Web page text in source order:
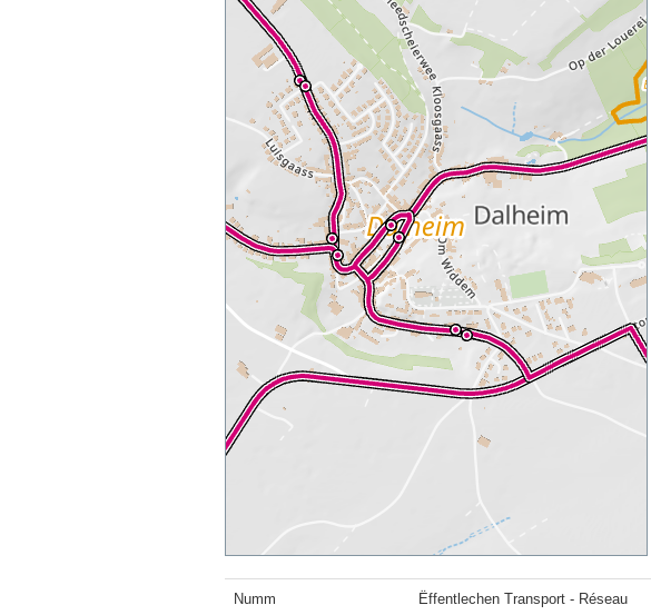
Numm Ëffentlechen Transport - Réseau